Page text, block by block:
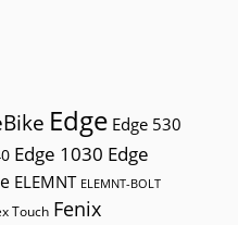
Edge Edge 530
Edge 1030 Edge
ELEMNT ELEMNT-BOLT
Touch Fenix